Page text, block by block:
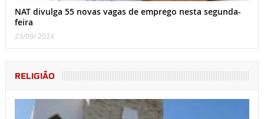
NAT divulga 55 novas vagas de emprego nesta segunda-
feira
23/09/ 2024
RELIGIÃO